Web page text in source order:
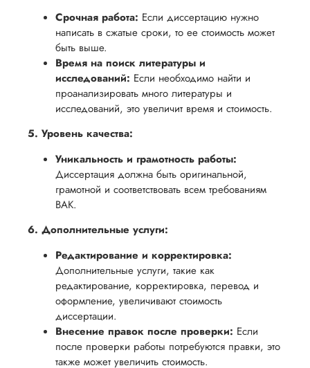
Срочная работа: Если диссертацию нужно
написать в сжатые сроки, то ее стоимость может
быть выше.
Время на поиск литературы и
исследований: Если необходимо найти и
проанализировать много литературы и
исследований, это увеличит время и стоимость.
5. Уровень качества:
Уникальность и грамотность работы:
Диссертация должна быть оригинальной,
грамотной и соответствовать всем требованиям
ВАК.
6. Дополнительные услуги:
Редактирование и корректировка:
Дополнительные услуги, такие как
редактирование, корректировка, перевод и
оформление, увеличивают стоимость
диссертации.
Внесение правок после проверки: Если
после проверки работы потребуются правки, это
также может увеличить стоимость.